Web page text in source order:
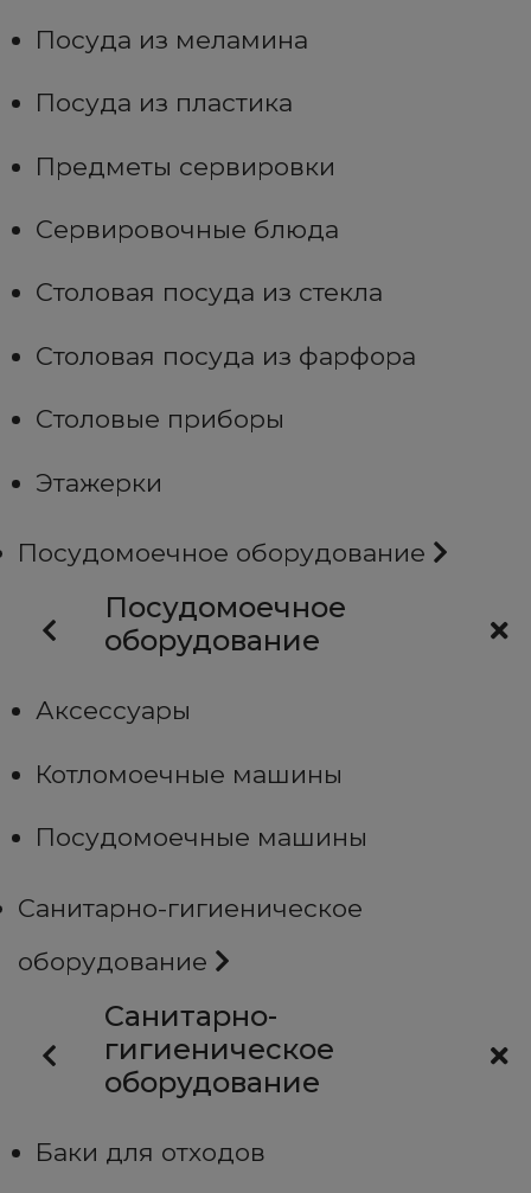
Посуда из меламина
Посуда из пластика
Предметы сервировки
Сервировочные блюда
Столовая посуда из стекла
Столовая посуда из фарфора
Столовые приборы
Этажерки
Посудомоечное оборудование
Посудомоечное
оборудование
Аксессуары
Котломоечные машины
Посудомоечные машины
Санитарно-гигиеническое
оборудование
Санитарно-
гигиеническое
оборудование
Баки для отходов